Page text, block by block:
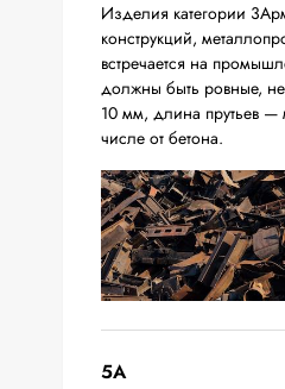
Изделия категории
конструкций,
встречается на
должны быть ровные,
10 мм, длина прутьев
числе от бетона.
5А